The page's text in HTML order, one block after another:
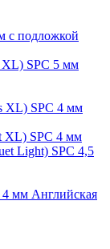
с подложкой
SPC 5 мм
XL) SPC 4 мм
XL) SPC 4 мм
Light) SPC 4,5
4 мм Английская